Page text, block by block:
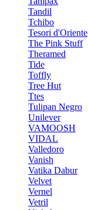
Tandil
Tchibo
Tesori d'Oriente
The Pink Stuff
Theramed
Tide
Toffly
Tree Hut
Ttes
Tulipan Negro
Unilever
VAMOOSH
VIDAL
Valledoro
Vanish
Vatika Dabur
Velvet
Vernel
Vetril